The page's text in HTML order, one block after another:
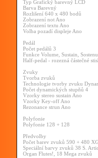
Typ Grafický barevný LCD
Barva Barevný
Rozlišení 640 x 480 bodů
Zobrazení not Ano
Zobrazení textu Ano
Volba pozadí displeje Ano
Pedál
Počet pedálů 3
Funkce Volume, Sustain,
Half-pedal - rozezná částečné
Zvuky
Tvorba zvuků
Technologie tvorby zvuku
Počet dynamických stupňů 4
Vzorky stereo sustain Ano
Vzorky Key-off Ano
Rezonance strun Ano
Polyfonie
Polyfonie 128 + 128
Předvolby
Počet barev zvuků 590 + 480
Speciální barvy zvuků 38 S.
Organ Flutes!, 18 Mega zvuků